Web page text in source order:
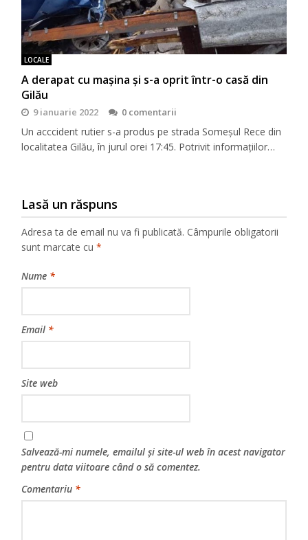
LOCALE
A derapat cu mașina și s-a oprit într-o casă din
Gilău
9 ianuarie 2022 0 comentarii
Un acccident rutier s-a produs pe strada Someșul Rece din
localitatea Gilău, în jurul orei 17:45. Potrivit informațiilor…
Lasă un răspuns
Adresa ta de email nu va fi publicată. Câmpurile obligatorii
sunt marcate cu*
Nume *
Email *
Site web
Salvează-mi numele, emailul și site-ul web în acest navigator
pentru data viitoare când o să comentez.
Comentariu *